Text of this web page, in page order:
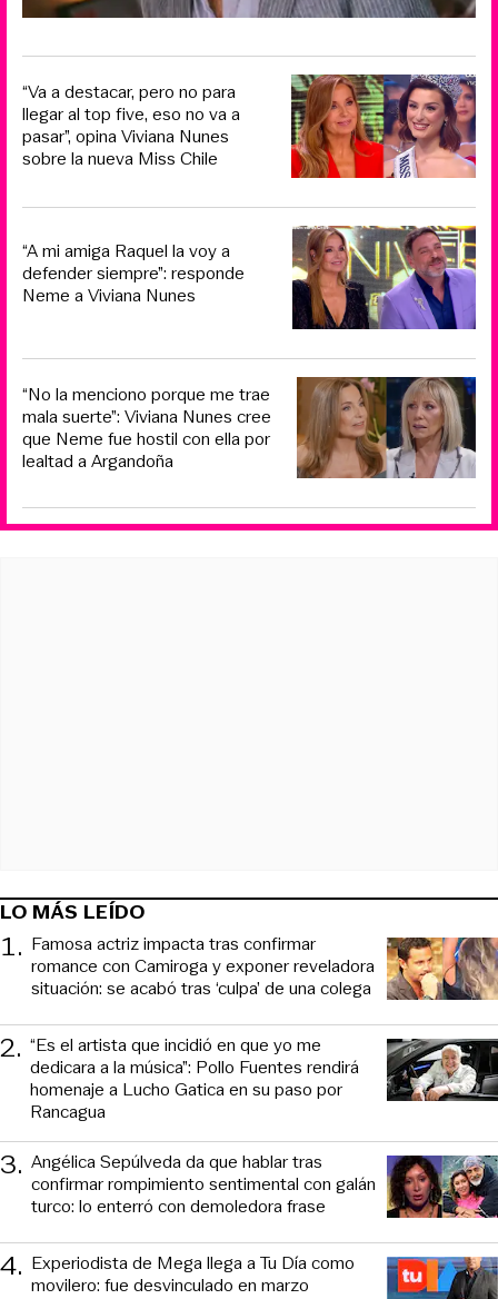
“Va a destacar, pero no para
llegar al top five, eso no va a
pasar”, opina Viviana Nunes
sobre la nueva Miss Chile
“A mi amiga Raquel la voy a
defender siempre”: responde
Neme a Viviana Nunes
“No la menciono porque me trae
mala suerte”: Viviana Nunes cree
que Neme fue hostil con ella por
lealtad a Argandoña
LO MÁS LEÍDO
1. Famosa actriz impacta tras confirmar
romance con Camiroga y exponer reveladora
situación: se acabó tras ‘culpa’ de una colega
2. “Es el artista que incidió en que yo me
dedicara a la música”: Pollo Fuentes rendirá
homenaje a Lucho Gatica en su paso por
Rancagua
3. Angélica Sepúlveda da que hablar tras
confirmar rompimiento sentimental con galán
turco: lo enterró con demoledora frase
4. Experiodista de Mega llega a Tu Día como
movilero: fue desvinculado en marzo